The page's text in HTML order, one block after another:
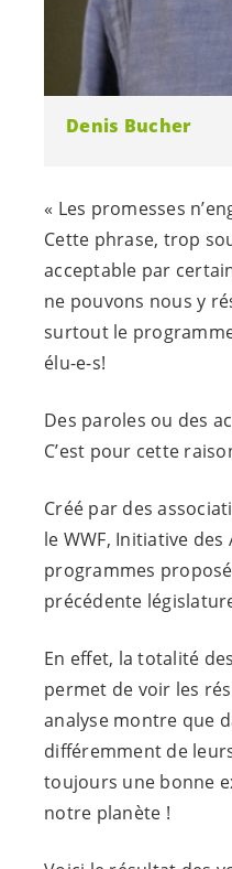
Denis Bucher
« Les promesses
Cette phrase, trop
acceptable par
ne pouvons nous y
surtout le
élu-e-s!
Des paroles ou des
C’est pour cette
Créé par des
le WWF, Initiative
programmes
précédente
En effet, la totalité
permet de voir les
analyse montre que
différemment de
toujours une bonne
notre planète !